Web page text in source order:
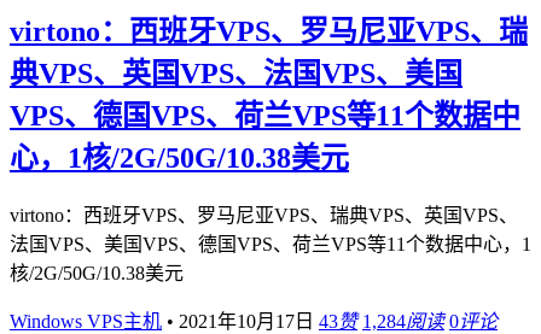
virtono：西班牙VPS、罗马尼亚VPS、瑞
典VPS、英国VPS、法国VPS、美国
VPS、德国VPS、荷兰VPS等11个数据中
心，1核/2G/50G/10.38美元
virtono：西班牙VPS、罗马尼亚VPS、瑞典VPS、英国VPS、
法国VPS、美国VPS、德国VPS、荷兰VPS等11个数据中心，1
核/2G/50G/10.38美元
Windows VPS主机 • 2021年10月17日 43赞 1,284阅读 0评论